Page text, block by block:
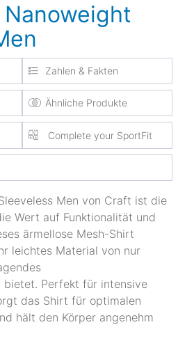
Zahlen & Fakten
Ähnliche Produkte
Complete your SportFit
Men von Craft ist die
Wert auf Funktionalität und
ärmellose Mesh-Shirt
leichtes Material von nur
bietet. Perfekt für intensive
das Shirt für optimalen
hält den Körper angenehm